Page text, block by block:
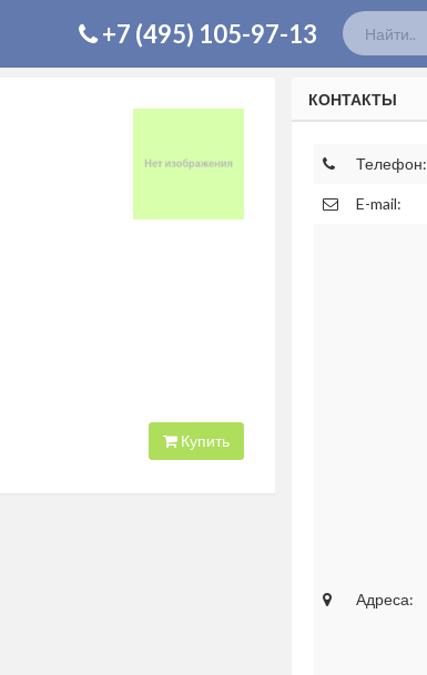
+7 (495) 105-97-13
Купить
КОНТАКТЫ
Телефон:
E-mail:
Адреса: